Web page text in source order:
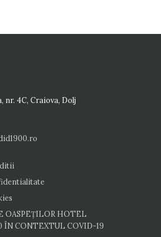
nr. 4C, Craiova, Dolj
OASPEŢILOR HOTEL
ÎN CONTEXTUL COVID-19